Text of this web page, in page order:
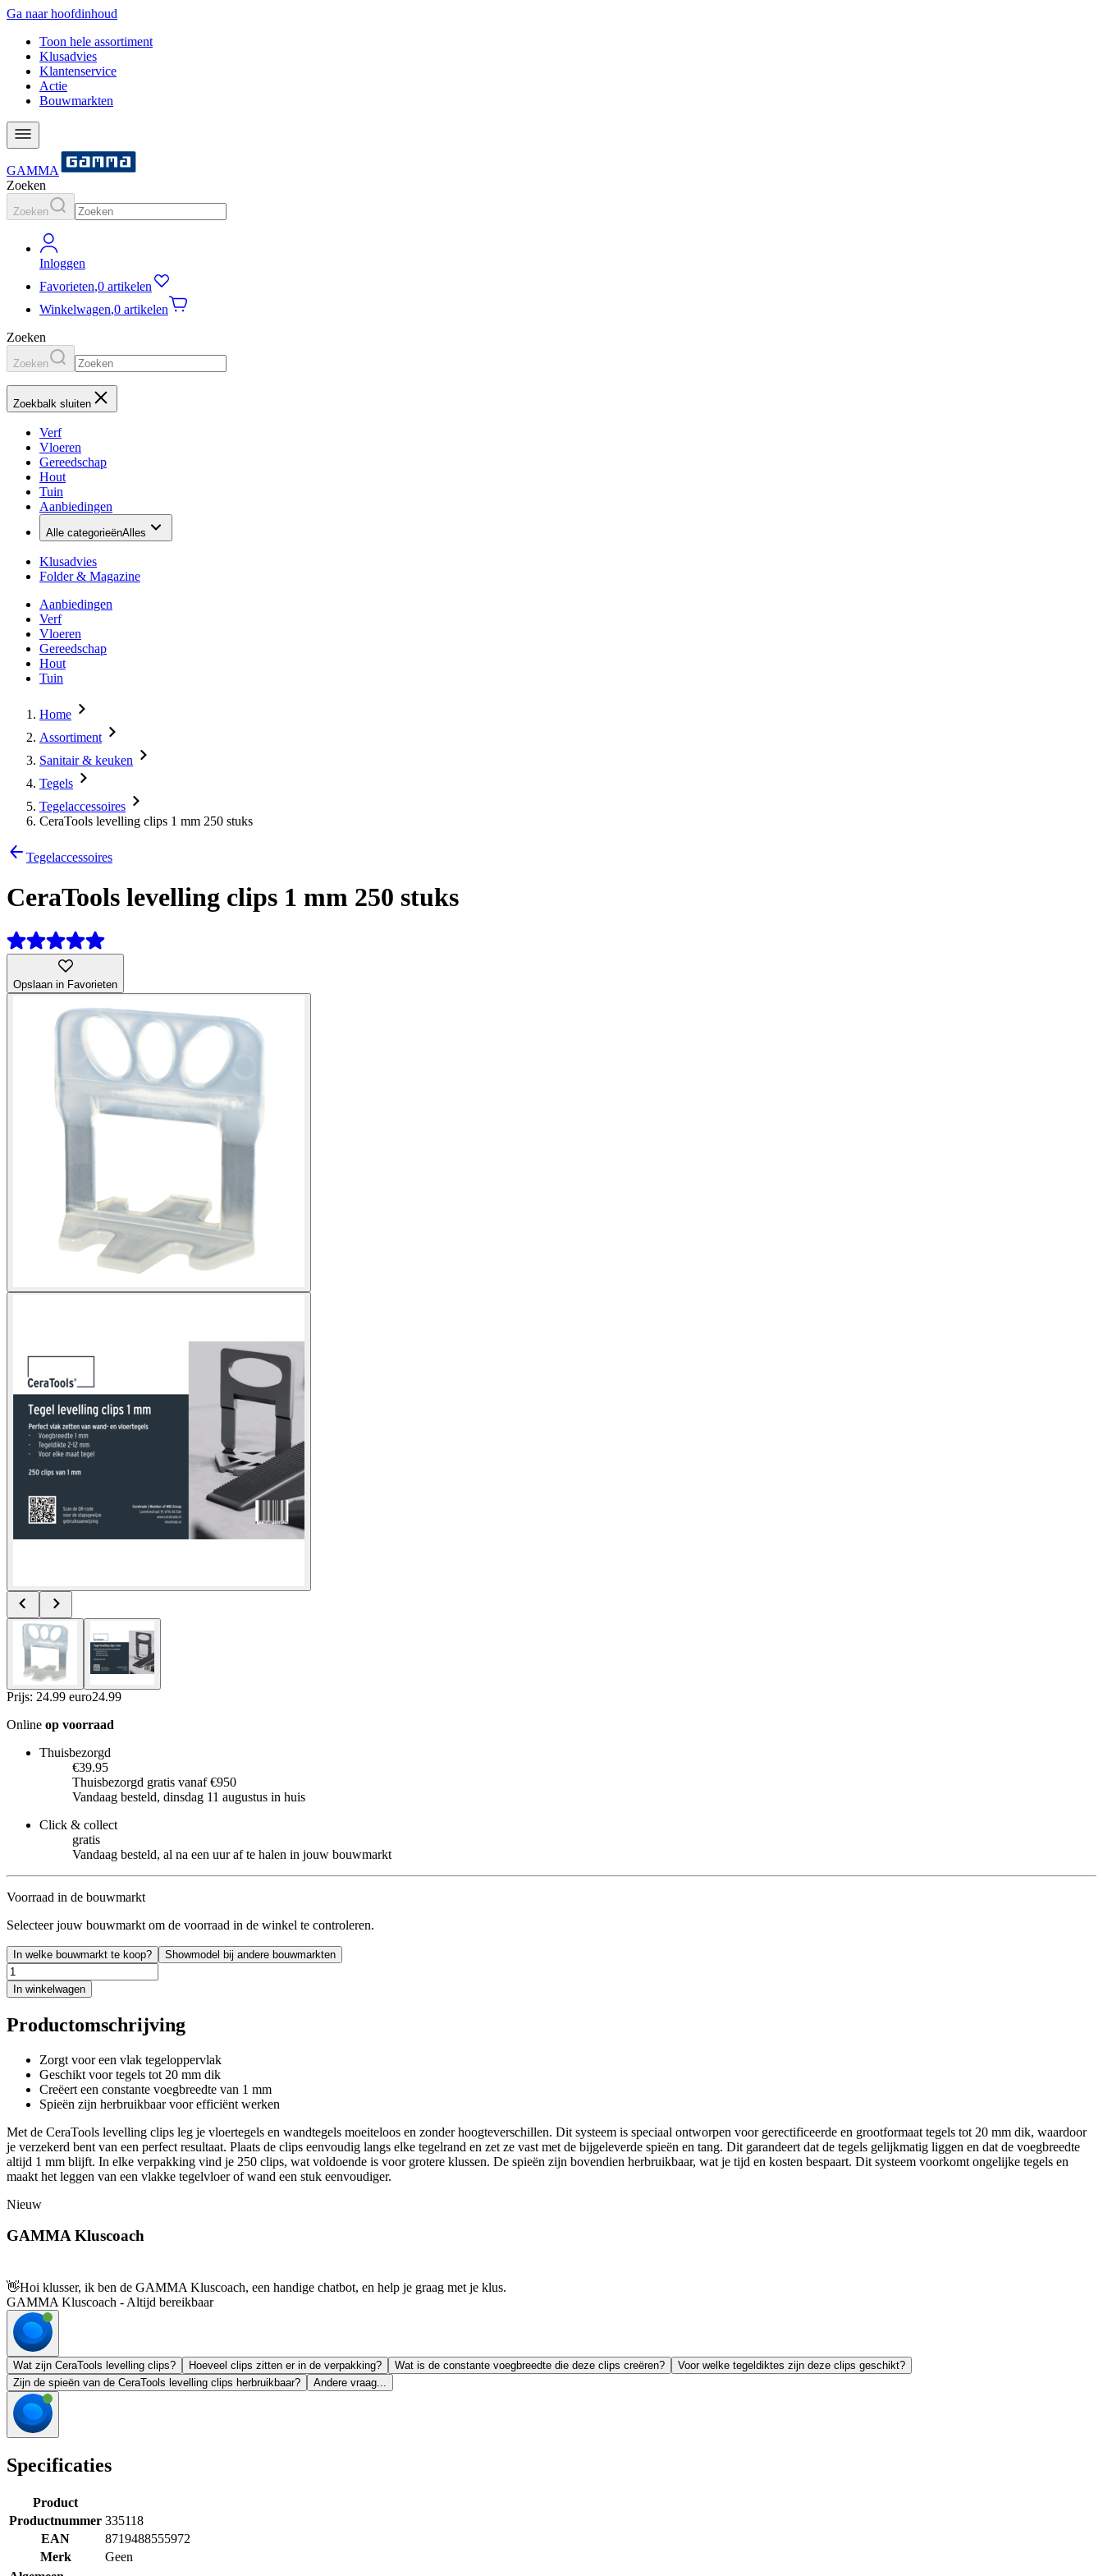
Ga naar hoofdinhoud
Toon hele assortiment
Klusadvies
Klantenservice
Actie
Bouwmarkten
GAMMA
Zoeken
Zoeken
Inloggen
Favorieten,0 artikelen
Winkelwagen,0 artikelen
Zoeken
Zoeken
Zoekbalk sluiten
Verf
Vloeren
Gereedschap
Hout
Tuin
Aanbiedingen
Alle categorieënAlles
Klusadvies
Folder & Magazine
Aanbiedingen
Verf
Vloeren
Gereedschap
Hout
Tuin
Home
Assortiment
Sanitair & keuken
Tegels
Tegelaccessoires
CeraTools levelling clips 1 mm 250 stuks
Tegelaccessoires
CeraTools levelling clips 1 mm 250 stuks
Opslaan in Favorieten
Prijs: 24.99 euro24.99
Online op voorraad
Thuisbezorgd
€39.95
Thuisbezorgd gratis vanaf €950
Vandaag besteld, dinsdag 11 augustus in huis
Click & collect
gratis
Vandaag besteld, al na een uur af te halen in jouw bouwmarkt
Voorraad in de bouwmarkt
Selecteer jouw bouwmarkt om de voorraad in de winkel te controleren.
In welke bouwmarkt te koop? Showmodel bij andere bouwmarkten
In winkelwagen
Productomschrijving
Zorgt voor een vlak tegeloppervlak
Geschikt voor tegels tot 20 mm dik
Creëert een constante voegbreedte van 1 mm
Spieën zijn herbruikbaar voor efficiënt werken
Met de CeraTools levelling clips leg je vloertegels en wandtegels moeiteloos en zonder hoogteverschillen. Dit systeem is speciaal ontworpen voor gerectificeerde en grootformaat tegels tot 20 mm dik, waardoor
je verzekerd bent van een perfect resultaat. Plaats de clips eenvoudig langs elke tegelrand en zet ze vast met de bijgeleverde spieën en tang. Dit garandeert dat de tegels gelijkmatig liggen en dat de voegbreedte
altijd 1 mm blijft. In elke verpakking vind je 250 clips, wat voldoende is voor grotere klussen. De spieën zijn bovendien herbruikbaar, wat je tijd en kosten bespaart. Dit systeem voorkomt ongelijke tegels en
maakt het leggen van een vlakke tegelvloer of wand een stuk eenvoudiger.
Nieuw
GAMMA Kluscoach
👋Hoi klusser, ik ben de GAMMA Kluscoach, een handige chatbot, en help je graag met je klus.
GAMMA Kluscoach - Altijd bereikbaar
Wat zijn CeraTools levelling clips? Hoeveel clips zitten er in de verpakking? Wat is de constante voegbreedte die deze clips creëren?
Voor welke tegeldiktes zijn deze clips geschikt?
Zijn de spieën van de CeraTools levelling clips herbruikbaar?
Andere vraag...
Specificaties
Product
Productnummer 335118
EAN
8719488555972
Merk
Geen